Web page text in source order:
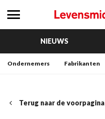
NIEUWS
Ondernemers Fabrikanten
Terug naar de voorpagina